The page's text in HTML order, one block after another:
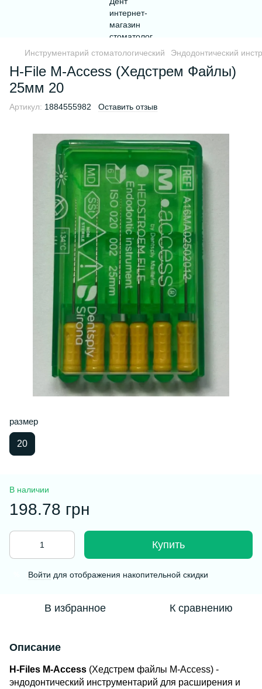
Инструментарий стоматологический Эндодонтический
H-File M-Access (Хедстрем Файлы)
25мм 20
Артикул: 1884555982 Оставить отзыв
размер
20
В наличии
198.78 грн
Купить
Войти для отображения накопительной скидки
В избранное К сравнению
Описание
H-Files M-Access (Хедстрем файлы M-Access) -
эндодонтический инструментарий для расширения и